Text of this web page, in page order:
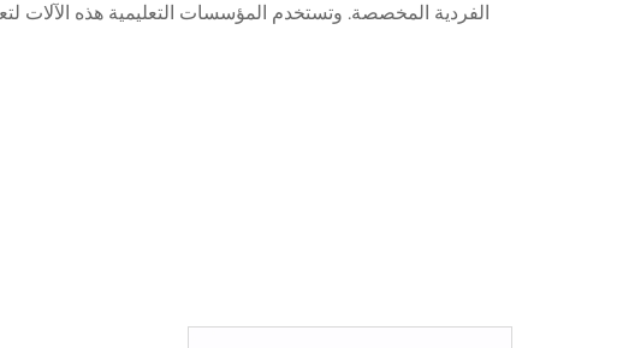
الفردية المخصصة. وتستخدم المؤسسات التعليمية هذه الآلات